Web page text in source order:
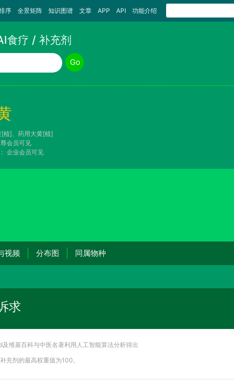
序 全景矩阵 知识图谱 文章 APP API 功能介绍
食疗 / 补充剂
Go
植]、药用大黄[植]
会员可见
企业会员可见
视频 分布图 同属物种
求
维基百科与中医名著利用人工智能算法分析得出
充剂的最高权重值为100。